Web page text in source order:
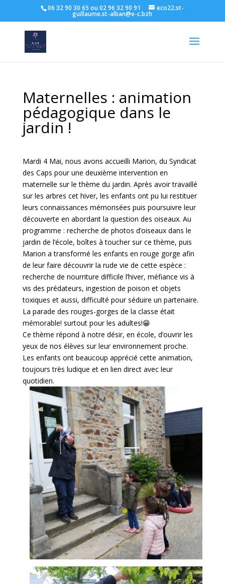
06 32 90 30 65 ou 02 96 32 90 91 eco22.st-
guillaume.st-alban@e-c.bzh
Maternelles : animation
pédagogique dans le
jardin !
Mardi 4 Mai, nous avons accueilli Marion, du Syndicat
des Caps pour une deuxième intervention en
maternelle sur le thème du jardin. Après avoir travaillé
sur les arbres cet hiver, les enfants ont pu lui restituer
leurs connaissances mémorisées puis poursuivre leur
découverte en abordant la question des oiseaux. Au
programme : recherche de photos d’oiseaux dans le
jardin de l’école, boîtes à toucher sur ce thème, puis
Marion a transformé les enfants en rouge gorge afin
de leur faire découvrir la rude vie de cette espèce :
recherche de nourriture difficile l’hiver, méfiance vis à
vis des prédateurs, ingestion de poison et objets
toxiques et aussi, difficulté pour séduire un partenaire.
La parade des rouges-gorges de la classe était
mémorable! surtout pour les adultes!😁
Ce thème répond à notre désir, en école, d’ouvrir les
yeux de nos élèves sur leur environnement proche.
Les enfants ont beaucoup apprécié cette animation,
toujours très ludique et en lien direct avec leur
quotidien.